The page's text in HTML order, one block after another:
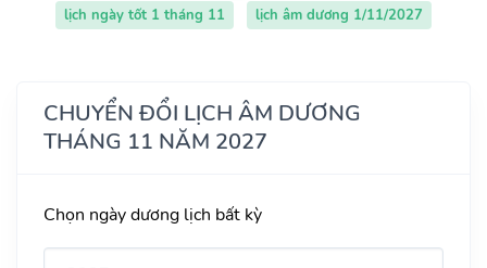
lịch ngày tốt 1 tháng 11
lịch âm dương 1/11/2027
CHUYỂN ĐỔI LỊCH ÂM DƯƠNG
THÁNG 11 NĂM 2027
Chọn ngày dương lịch bất kỳ